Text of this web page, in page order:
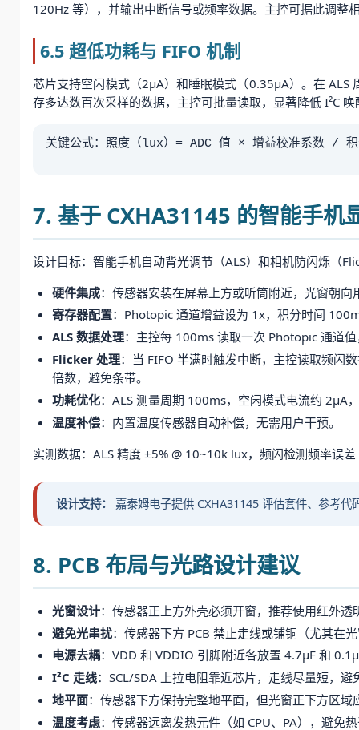
120Hz 等），并输出中断信号或频率数据。主控可据此调整
6.5 超低功耗与 FIFO 机制
芯片支持空闲模式（2μA）和睡眠模式（0.35μA）。在
存多达数百次采样的数据，主控可批量读取，显著降低 I²C
关键公式：照度（lux）= ADC 值 × 增益校准系数 /
7. 基于 CXHA31145 的智能手机
设计目标：智能手机自动背光调节（ALS）和相机防闪烁（
硬件集成：传感器安装在屏幕上方或听筒附近，光窗朝
寄存器配置：Photopic 通道增益设为 1x，积分时间
ALS 数据处理：主控每 100ms 读取一次 Photopic 通道
Flicker 处理：当 FIFO 半满时触发中断，主控读取频闪
倍数，避免条带。
功耗优化：ALS 测量周期 100ms，空闲模式电流约 2μA
温度补偿：内置温度传感器自动补偿，无需用户干预。
实测数据：ALS 精度 ±5% @ 10~10k lux，频闪检测频率误
设计支持： 嘉泰姆电子提供 CXHA31145 评估套件、参考代
8. PCB 布局与光路设计建议
光窗设计：传感器正上方外壳必须开窗，推荐使用红外
避免光串扰：传感器下方 PCB 禁止走线或铺铜（尤其在
电源去耦：VDD 和 VDDIO 引脚附近各放置 4.7μF 和
I²C 走线：SCL/SDA 上拉电阻靠近芯片，走线尽量短，
地平面：传感器下方保持完整地平面，但光窗正下方区域
温度考虑：传感器远离发热元件（如 CPU、PA），避免